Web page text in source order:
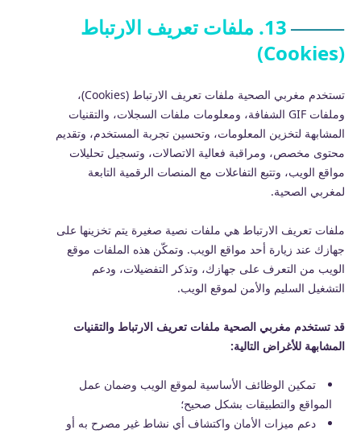
13. ملفات تعريف الارتباط
(Cookies)
تستخدم مغربي الصحية ملفات تعريف الارتباط (Cookies)،
وملفات GIF الشفافة، ومعلومات ملفات السجلات، والتقنيات
المشابهة لتخزين المعلومات، وتحسين تجربة المستخدم، وتقديم
محتوى مخصص، ومراقبة فعالية الاتصالات، وتسجيل تحليلات
مواقع الويب، وتتبع التفاعلات مع المنصات الرقمية التابعة
لمغربي الصحية.
ملفات تعريف الارتباط هي ملفات نصية صغيرة يتم تخزينها على
جهازك عند زيارة أحد مواقع الويب. وتمكّن هذه الملفات موقع
الويب من التعرف على جهازك، وتذكر التفضيلات، ودعم
التشغيل السليم والأمن لموقع الويب.
قد تستخدم مغربي الصحية ملفات تعريف الارتباط والتقنيات
المشابهة للأغراض التالية:
تمكين الوظائف الأساسية لموقع الويب وضمان عمل
المواقع والتطبيقات بشكل صحيح؛
دعم ميزات الأمان واكتشاف أي نشاط غير مصرح به أو